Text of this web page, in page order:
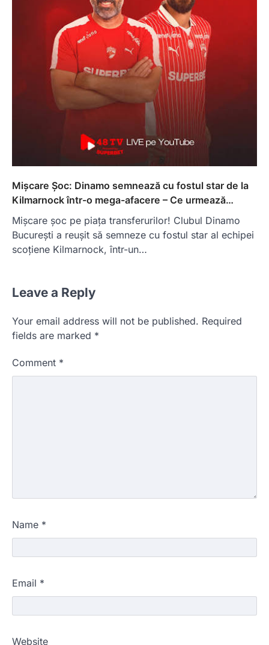
Mișcare Șoc: Dinamo semnează cu fostul star de la
Kilmarnock într-o mega-afacere – Ce urmează…
Mișcare șoc pe piața transferurilor! Clubul Dinamo
București a reușit să semneze cu fostul star al echipei
scoțiene Kilmarnock, într-un…
Leave a Reply
Your email address will not be published. Required
fields are marked *
Comment *
Name *
Email *
Website